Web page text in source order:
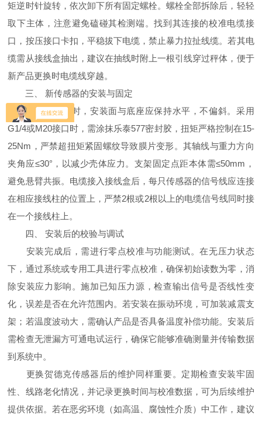
矩逆时针旋转，依次卸下所有固定螺栓。螺栓全部拆除后，轻轻
取下主体，注意避免磕碰其检测端。找到其连接的校准电缆接
口，按压接口卡扣，平稳拔下电缆，禁止暴力拉扯线缆。若其电
缆需从接线盒抽出，建议在抽线时附上一根引线穿过秤体，便于
新产品更换时电缆线穿越。
三、 新传感器的安装与固定
安装新产品时，安装面与底座应保持水平，不偏斜。采用
G1/4或M20接口时，需涂抹乐泰577密封胶，扭矩严格控制在15-
25Nm，严禁超扭矩紧固螺纹导致膜片变形。其轴线与重力方向
夹角应≤30°，以减少壳体应力。支架固定点距本体需≤50mm，
避免悬臂共振。电缆接入接线盒后，每只传感器的信号线应连接
在相应接线柱的位置上，严禁2根或2根以上的电缆信号线同时接
在一个接线柱上。
四、 安装后的校验与调试
安装完成后，需进行零点校准与功能测试。在无压力状态
下，通过系统或专用工具进行零点校准，确保初始读数为零，消
除安装应力影响。施加已知压力源，检查输出信号是否线性变
化，误差是否在允许范围内。若安装在振动环境，可加装减震支
架；若温度波动大，需确认产品是否具备温度补偿功能。安装后
需检查无泄漏方可通电试运行，确保它能够准确测量并传输数据
到系统中。
更换贺德克传感器后的维护同样重要。定期检查安装牢固
性、线路老化情况，并记录更换时间与校准数据，可为后续维护
提供依据。若在恶劣环境（如高温、腐蚀性介质）中工作，建议